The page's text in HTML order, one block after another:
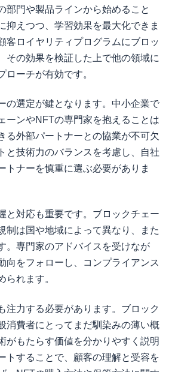
部門や製品ラインから始めること
抑えつつ、学習効果を最大化できま
客ロイヤリティプログラムにブロッ
その効果を検証した上で他の領域に
ローチが有効です。
の選定が鍵となります。中小企業で
ーンやNFTの専門家を抱えることは
る外部パートナーとの協業が不可欠
と技術力のバランスを考慮し、自社
トナーを慎重に選ぶ必要がありま
と対応も重要です。ブロックチェー
制は国や地域によって異なり、また
。専門家のアドバイスを受けなが
向をフォローし、コンプライアンス
られます。
注力する必要があります。ブロック
消費者にとってまだ馴染みの薄い概
がもたらす価値を分かりやすく説明
トすることで、顧客の理解と受容を